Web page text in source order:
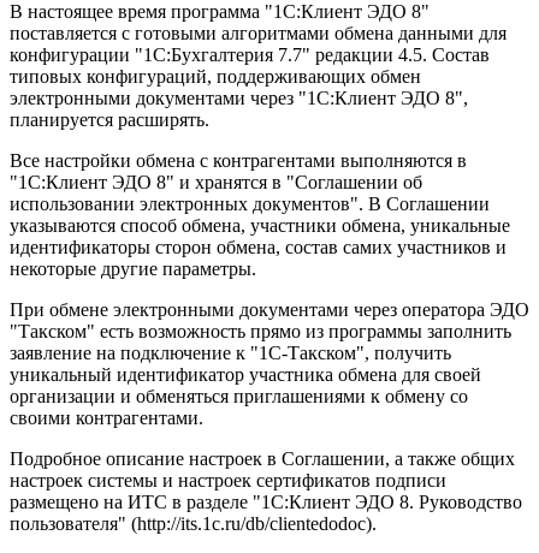
В настоящее время программа "1С:Клиент ЭДО 8"
поставляется с готовыми алгоритмами обмена данными для
конфигурации "1С:Бухгалтерия 7.7" редакции 4.5. Состав
типовых конфигураций, поддерживающих обмен
электронными документами через "1С:Клиент ЭДО 8",
планируется расширять.
Все настройки обмена с контрагентами выполняются в
"1С:Клиент ЭДО 8" и хранятся в "Соглашении об
использовании электронных документов". В Соглашении
указываются способ обмена, участники обмена, уникальные
идентификаторы сторон обмена, состав самих участников и
некоторые другие параметры.
При обмене электронными документами через оператора ЭДО
"Такском" есть возможность прямо из программы заполнить
заявление на подключение к "1С-Такском", получить
уникальный идентификатор участника обмена для своей
организации и обменяться приглашениями к обмену со
своими контрагентами.
Подробное описание настроек в Соглашении, а также общих
настроек системы и настроек сертификатов подписи
размещено на ИТС в разделе "1С:Клиент ЭДО 8. Руководство
пользователя" (http://its.1c.ru/db/clientedodoc).